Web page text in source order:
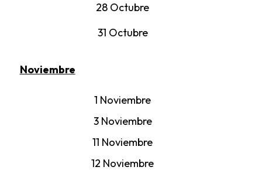
28 Octubre
31 Octubre
Noviembre
1 Noviembre
3 Noviembre
11 Noviembre
12 Noviembre